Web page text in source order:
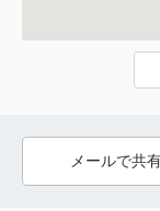
メールで共